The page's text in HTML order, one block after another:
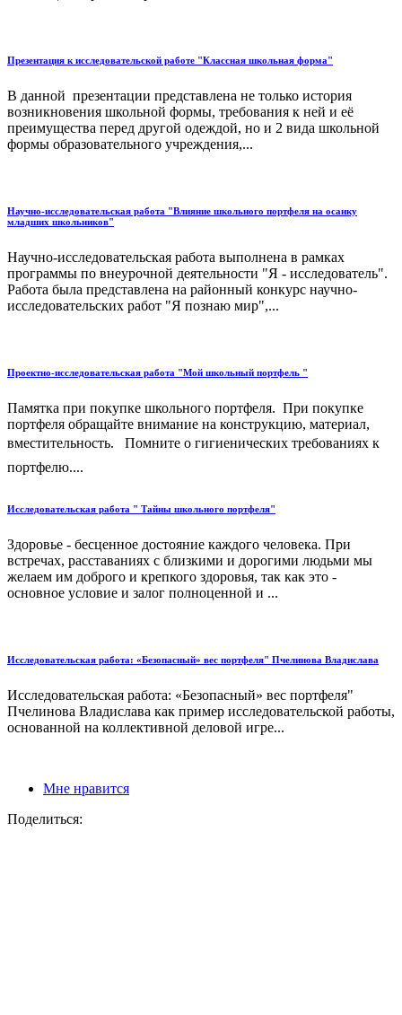
Презентация к исследовательской работе "Классная школьная форма"
В данной презентации представлена не только история
возникновения школьной формы, требования к ней и её
преимущества перед другой одеждой, но и 2 вида школьной
формы образовательного учреждения,...
Научно-исследовательская работа "Влияние школьного портфеля на осанку
младших школьников"
Научно-исследовательская работа выполнена в рамках
программы по внеурочной деятельности "Я - исследователь".
Работа была представлена на районный конкурс научно-
исследовательских работ "Я познаю мир",...
Проектно-исследовательская работа "Мой школьный портфель "
Памятка при покупке школьного портфеля. При покупке
портфеля обращайте внимание на конструкцию, материал,
вместительность. Помните о гигиенических требованиях к
портфелю....
Исследовательская работа " Тайны школьного портфеля"
Здоровье - бесценное достояние каждого человека. При
встречах, расставаниях с близкими и дорогими людьми мы
желаем им доброго и крепкого здоровья, так как это -
основное условие и залог полноценной и ...
Исследовательская работа: «Безопасный» вес портфеля" Пчелинова Владислава
Исследовательская работа: «Безопасный» вес портфеля"
Пчелинова Владислава как пример исследовательской работы,
основанной на коллективной деловой игре...
Мне нравится
Поделиться: